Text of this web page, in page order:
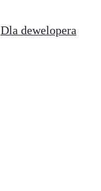
Dla dewelopera